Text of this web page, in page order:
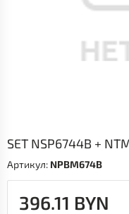
SET NSP6744B +
Артикул: NPBM674B
396.11 BYN